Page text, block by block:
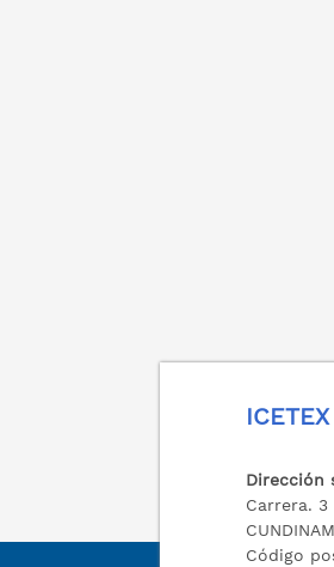
ICETEX
Dirección
Carrera. 3
Código